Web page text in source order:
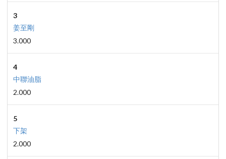
3
姜至剛
3.000
4
中聯油脂
2.000
5
下架
2.000